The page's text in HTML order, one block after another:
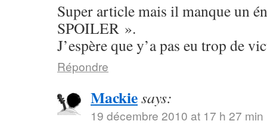
Super article mais il manque un
SPOILER ».
J’espère que y’a pas eu trop de
Répondre
Mackiesays:
19 décembre 2010 at 17 h 27 min